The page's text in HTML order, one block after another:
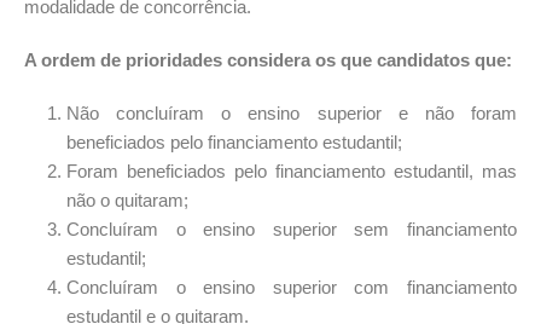
modalidade de concorrência.
A ordem de prioridades considera os que candidatos que:
Não concluíram o ensino superior e não foram
beneficiados pelo financiamento estudantil;
Foram beneficiados pelo financiamento estudantil, mas
não o quitaram;
Concluíram o ensino superior sem financiamento
estudantil;
Concluíram o ensino superior com financiamento
estudantil e o quitaram.